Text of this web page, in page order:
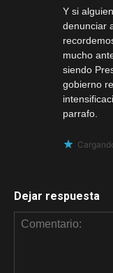
Y si
denunciar
mucho
siendo
gobierno
parrafo.
Dejar respuesta